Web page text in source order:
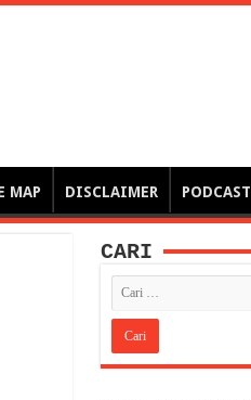
MAP DISCLAIMER PODCAST
CARI